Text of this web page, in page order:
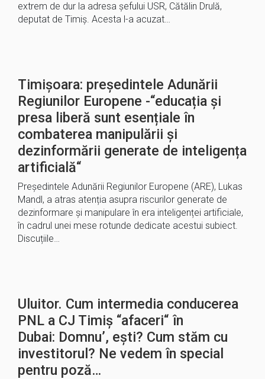
extrem de dur la adresa șefului USR, Cătălin Drulă,
deputat de Timiș. Acesta l-a acuzat…
Timișoara: președintele Adunării
Regiunilor Europene -“educația și
presa liberă sunt esențiale în
combaterea manipulării și
dezinformării generate de inteligența
artificială“
Președintele Adunării Regiunilor Europene (ARE), Lukas
Mandl, a atras atenția asupra riscurilor generate de
dezinformare și manipulare în era inteligenței artificiale,
în cadrul unei mese rotunde dedicate acestui subiect.
Discuțiile…
Uluitor. Cum intermedia conducerea
PNL a CJ Timiș “afaceri“ în
Dubai: Domnu’, ești? Cum stăm cu
investitorul? Ne vedem în special
pentru poză…